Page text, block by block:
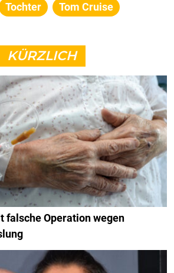
Tochter Tom Cruise
KÜRZLICH
falsche Operation wegen